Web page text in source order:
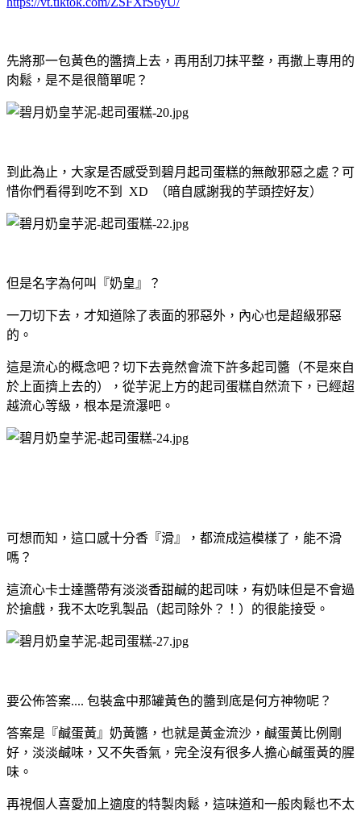
先將那一包黃色的醬擠上去，再用刮刀抹平整，再撒上專用的
肉鬆，是不是很簡單呢？
到此為止，大家是否感受到碧月起司蛋糕的無敵邪惡之處？可
惜你們看得到吃不到 XD （暗自感謝我的芋頭控好友）
但是名字為何叫『奶皇』？
一刀切下去，才知道除了表面的邪惡外，內心也是超級邪惡
的。
這是流心的概念吧？切下去竟然會流下許多起司醬（不是來自
於上面擠上去的），從芋泥上方的起司蛋糕自然流下，已經超
越流心等級，根本是流瀑吧。
可想而知，這口感十分香『滑』，都流成這模樣了，能不滑
嗎？
這流心卡士達醬帶有淡淡香甜鹹的起司味，有奶味但是不會過
於搶戲，我不太吃乳製品（起司除外？！）的很能接受。
要公佈答案.... 包裝盒中那罐黃色的醬到底是何方神物呢？
答案是『鹹蛋黃』奶黃醬，也就是黃金流沙，鹹蛋黃比例剛
好，淡淡鹹味，又不失香氣，完全沒有很多人擔心鹹蛋黃的腥
味。
再視個人喜愛加上適度的特製肉鬆，這味道和一般肉鬆也不太